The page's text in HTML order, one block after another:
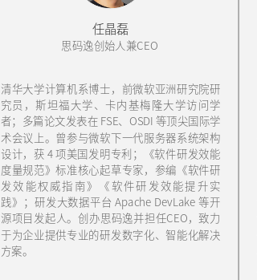
任晶磊
思码逸创始人兼CEO
清华大学计算机系博士，前微软亚洲研究院研
究员，斯坦福大学、卡内基梅隆大学访问学
者；多篇论文发表在 FSE、OSDI 等顶尖国际学
术会议上。曾参与微软下一代服务器系统架构
设计，获 4 项美国发明专利；《软件研发效能
度量规范》标准核心起草专家，参编《软件研
发效能权威指南》《软件研发效能提升实
践》；研发大数据平台 Apache DevLake 等开
源项目发起人。创办思码逸并担任CEO，致力
于为企业提供专业的研发数字化、智能化解决
方案。